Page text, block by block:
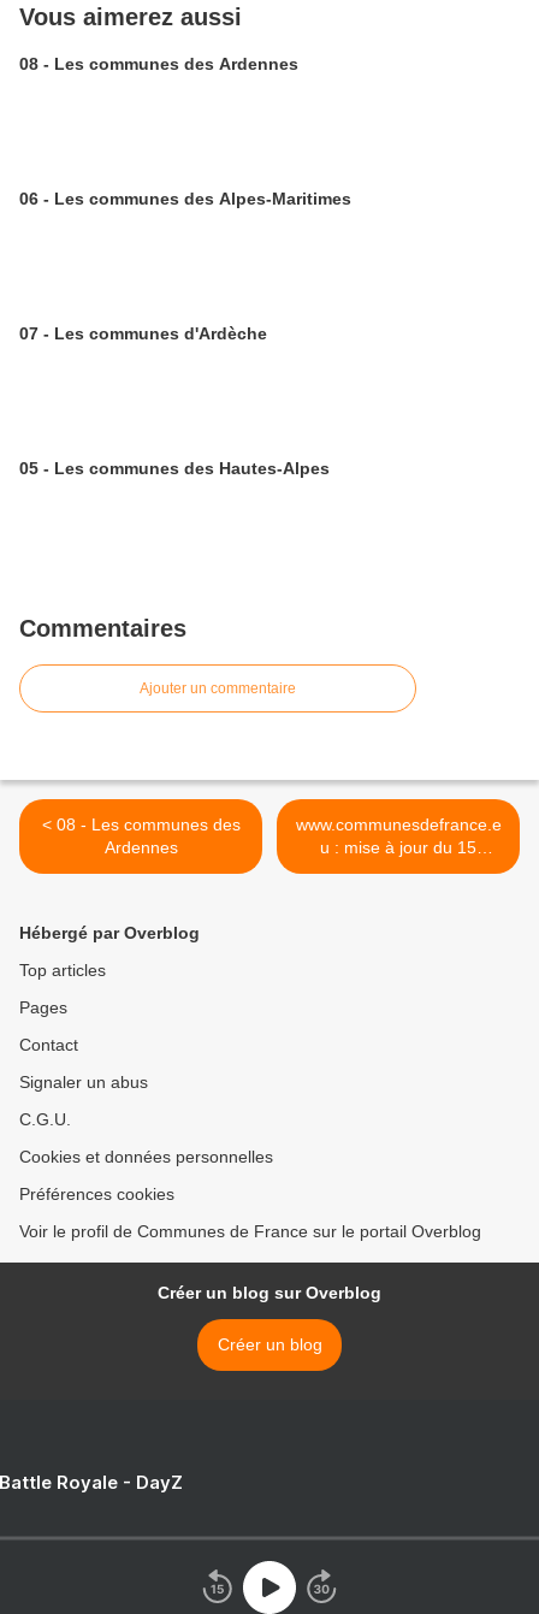
Vous aimerez aussi
08 - Les communes des Ardennes
06 - Les communes des Alpes-Maritimes
07 - Les communes d'Ardèche
05 - Les communes des Hautes-Alpes
Commentaires
Ajouter un commentaire
< 08 - Les communes des
Ardennes
www.communesdefrance.e
u : mise à jour du 15
novembre 2009 >
Hébergé par Overblog
Top articles
Pages
Contact
Signaler un abus
C.G.U.
Cookies et données personnelles
Préférences cookies
Voir le profil de Communes de France sur le portail Overblog
Créer un blog sur Overblog
Créer un blog
Royale - DayZ